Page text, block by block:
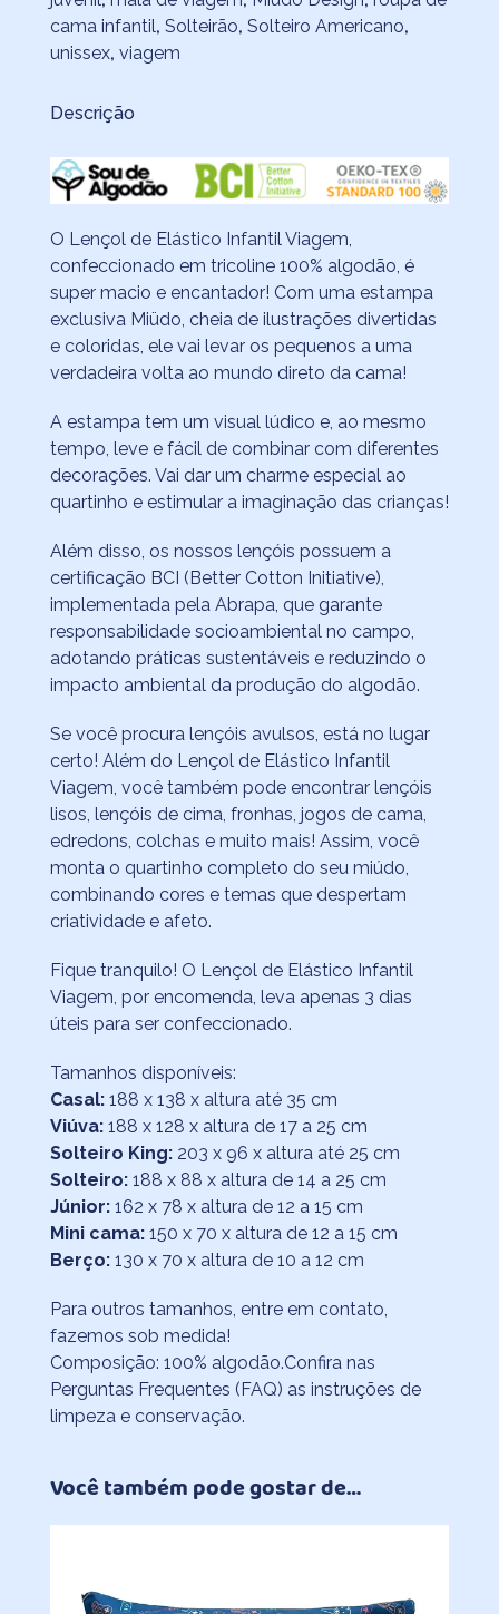
cama infantil, Solteirão, Solteiro Americano,
unissex, viagem
Descrição
O Lençol de Elástico Infantil Viagem,
confeccionado em tricoline 100% algodão, é
super macio e encantador! Com uma estampa
exclusiva Miüdo, cheia de ilustrações divertidas
e coloridas, ele vai levar os pequenos a uma
verdadeira volta ao mundo direto da cama!
A estampa tem um visual lúdico e, ao mesmo
tempo, leve e fácil de combinar com diferentes
decorações. Vai dar um charme especial ao
quartinho e estimular a imaginação das crianças!
Além disso, os nossos lençóis possuem a
certificação BCI (Better Cotton Initiative),
implementada pela Abrapa, que garante
responsabilidade socioambiental no campo,
adotando práticas sustentáveis e reduzindo o
impacto ambiental da produção do algodão.
Se você procura lençóis avulsos, está no lugar
certo! Além do Lençol de Elástico Infantil
Viagem, você também pode encontrar lençóis
lisos, lençóis de cima, fronhas, jogos de cama,
edredons, colchas e muito mais! Assim, você
monta o quartinho completo do seu miúdo,
combinando cores e temas que despertam
criatividade e afeto.
Fique tranquilo! O Lençol de Elástico Infantil
Viagem, por encomenda, leva apenas 3 dias
úteis para ser confeccionado.
Tamanhos disponíveis:
Casal:188 x 138 x altura até 35 cm
Viúva:188 x 128 x altura de 17 a 25 cm
Solteiro King:203 x 96 x altura até 25 cm
Solteiro:188 x 88 x altura de 14 a 25 cm
Júnior:162 x 78 x altura de 12 a 15 cm
Mini cama:150 x 70 x altura de 12 a 15 cm
Berço:130 x 70 x altura de 10 a 12 cm
Para outros tamanhos, entre em contato,
fazemos sob medida!
Composição: 100% algodão.Confira nas
Perguntas Frequentes (FAQ) as instruções de
limpeza e conservação.
Você também pode gostar de…